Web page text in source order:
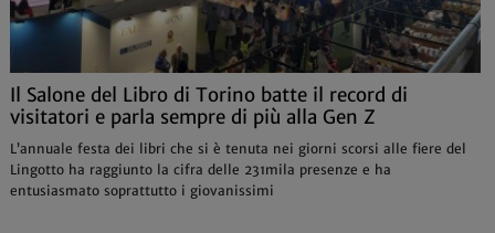
Il Salone del Libro di Torino batte il record di
visitatori e parla sempre di più alla Gen Z
L’annuale festa dei libri che si è tenuta nei giorni scorsi alle fiere del
Lingotto ha raggiunto la cifra delle 231mila presenze e ha
entusiasmato soprattutto i giovanissimi